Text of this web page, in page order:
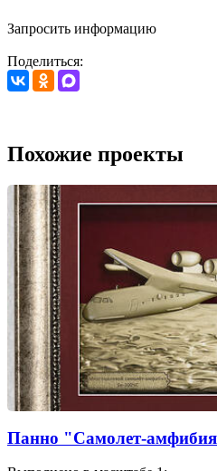
Запросить информацию
Поделиться:
Похожие проекты
Панно "Самолет-